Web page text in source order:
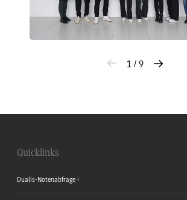
1 / 9
Quicklinks
Dualis-Notenabfrage